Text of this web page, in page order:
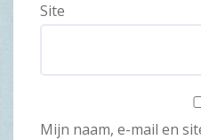
Site
Mijn naam, e-mail en